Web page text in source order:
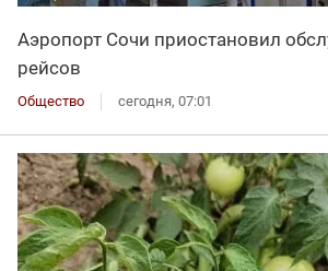
Аэропорт Сочи приостановил
рейсов
Общество сегодня, 07:01